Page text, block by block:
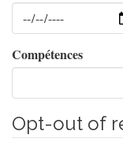
Date
Compétences
Opt-out of